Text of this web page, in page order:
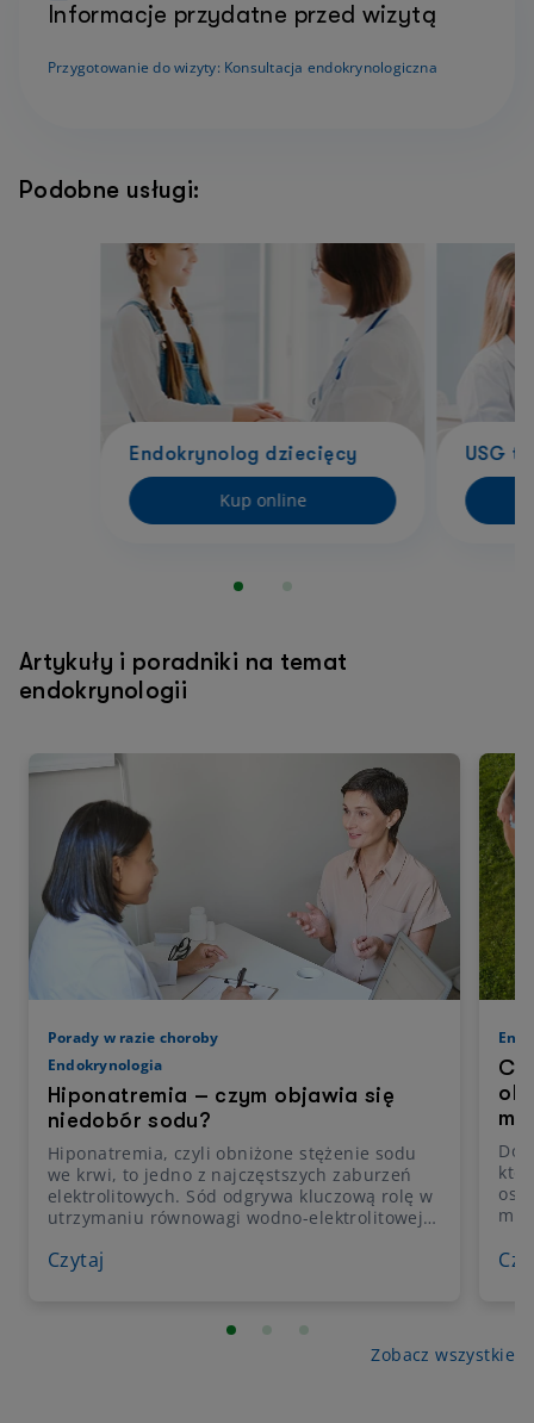
Informacje przydatne przed wizytą
Przygotowanie do wizyty: Konsultacja endokrynologiczna
Podobne usługi:
Endokrynolog dziecięcy
Kup online
USG
Artykuły i poradniki na temat
endokrynologii
Porady w razie choroby
Endokrynologia
Hiponatremia – czym objawia się
niedobór sodu?
Hiponatremia, czyli obniżone stężenie sodu
we krwi, to jedno z najczęstszych zaburzeń
elektrolitowych. Sód odgrywa kluczową rolę w
utrzymaniu równowagi wodno-elektrolitowej
funkcjonowaniu układu nerwowego. Niedobór
stężenie spada gwałtownie. Sprawdź czym
przyczyny, sposoby leczenia oraz kiedy
Czytaj
Zobacz wszystkie